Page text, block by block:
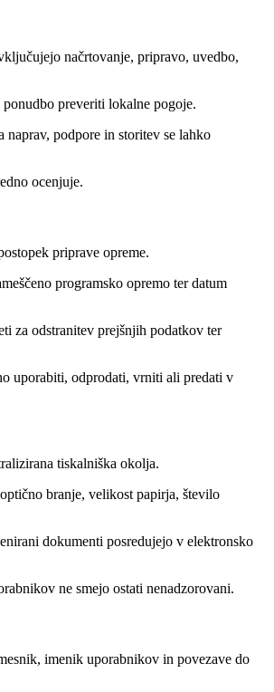
načrtovanje, pripravo, uvedbo,
preveriti lokalne pogoje.
podpore in storitev se lahko
ocenjuje.
priprave opreme.
programsko opremo ter datum
za odstranitev prejšnjih podatkov ter
uporabiti, odprodati, vrniti ali predati v
tiskalniška okolja.
branje, velikost papirja, število
dokumenti posredujejo v elektronsko
ne smejo ostati nenadzorovani.
imenik uporabnikov in povezave do